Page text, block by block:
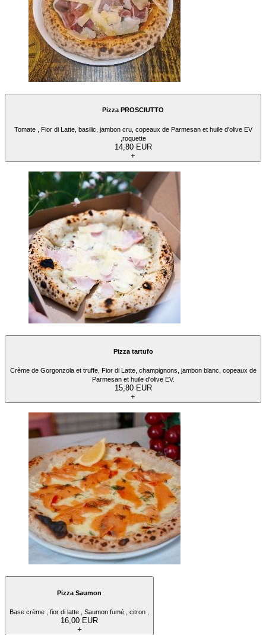
Pizza PROSCIUTTO
Tomate , Fior di Latte, basilic, jambon cru, copeaux de Parmesan et huile d'olive EV
,roquette
14,80 EUR
+
Pizza tartufo
Crème de Gorgonzola et truffe, Fior di Latte, champignons, jambon blanc, copeaux de
Parmesan et huile d'olive EV.
15,80 EUR
+
Pizza Saumon
Base crème , fior di latte , Saumon fumé , citron ,
16,00 EUR
+